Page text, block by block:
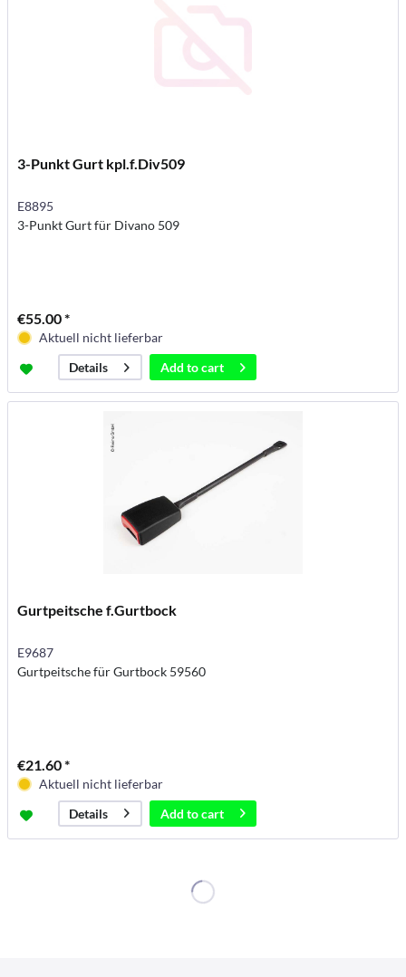
3-Punkt Gurt kpl.f.Div509
E8895
3-Punkt Gurt für Divano 509
€55.00 *
Aktuell nicht lieferbar
Details
Add tocart
Gurtpeitsche f.Gurtbock
E9687
Gurtpeitsche für Gurtbock 59560
€21.60 *
Aktuell nicht lieferbar
Details
Add tocart